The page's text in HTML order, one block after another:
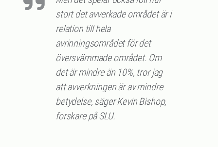
stort det avverkade området är i
relation till hela
avrinningsområdet för det
översvämmade området. Om
det är mindre än 10%, tror jag
att avverkningen är av mindre
betydelse, säger Kevin Bishop,
forskare på SLU.